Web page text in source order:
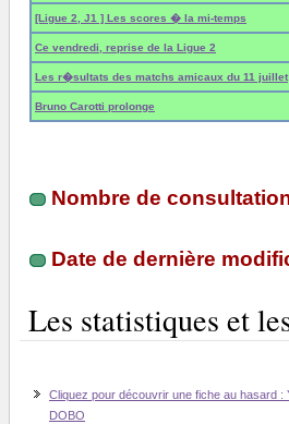
[Ligue 2, J1 ] Les scores � la mi-temps
Ce vendredi, reprise de la Ligue 2
Les r�sultats des matchs amicaux du 11 juillet
Bruno Carotti prolonge
Nombre de
Date de dernière
Les statistiques et
Cliquez pour découvrir une fiche au hasard :
DOBO